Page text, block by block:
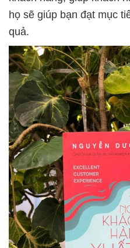
họ sẽ giúp bạn đạt mục
quả.